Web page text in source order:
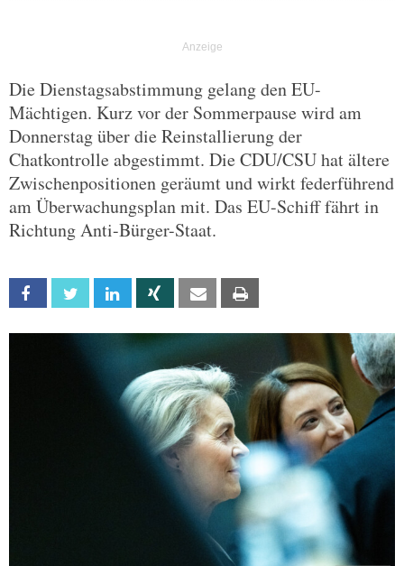
Die Dienstagsabstimmung gelang den EU-
Mächtigen. Kurz vor der Sommerpause wird am
Donnerstag über die Reinstallierung der
Chatkontrolle abgestimmt. Die CDU/CSU hat ältere
Zwischenpositionen geräumt und wirkt federführend
am Überwachungsplan mit. Das EU-Schiff fährt in
Richtung Anti-Bürger-Staat.
Facebook Twitter Linkedin Xing Email